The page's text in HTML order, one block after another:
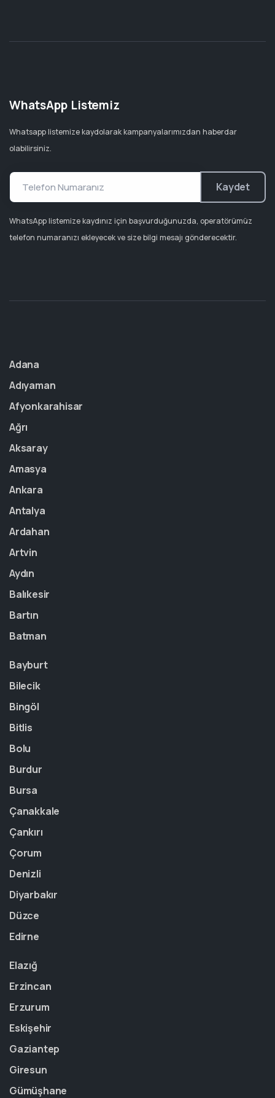
WhatsApp Listemiz
Whatsapp listemize kaydolarak kampanyalarımızdan haberdar
olabilirsiniz.
Kaydet
WhatsApp listemize kaydınız için başvurduğunuzda, operatörümüz
telefon numaranızı ekleyecek ve size bilgi mesajı gönderecektir.
Adana
Adıyaman
Afyonkarahisar
Ağrı
Aksaray
Amasya
Ankara
Antalya
Ardahan
Artvin
Aydın
Balıkesir
Bartın
Batman
Bayburt
Bilecik
Bingöl
Bitlis
Bolu
Burdur
Bursa
Çanakkale
Çankırı
Çorum
Denizli
Diyarbakır
Düzce
Edirne
Elazığ
Erzincan
Erzurum
Eskişehir
Gaziantep
Giresun
Gümüşhane